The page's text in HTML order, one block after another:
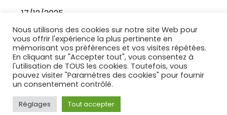
17/12/2025
Nous utilisons des cookies sur notre site Web pour
vous offrir l'expérience la plus pertinente en
mémorisant vos préférences et vos visites répétées.
En cliquant sur "Accepter tout", vous consentez à
l'utilisation de TOUS les cookies. Toutefois, vous
pouvez visiter "Paramètres des cookies" pour fournir
un consentement contrôlé.
Réglages Tout accepter